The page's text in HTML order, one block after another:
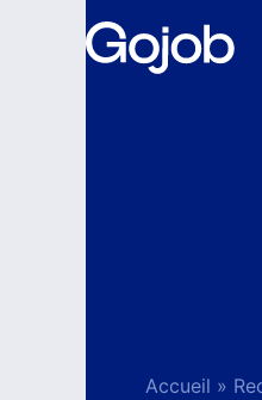
Accueil »